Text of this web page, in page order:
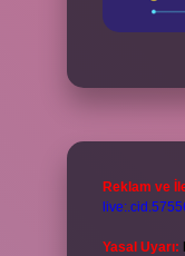
Reklam ve
Yasal Uyarı: